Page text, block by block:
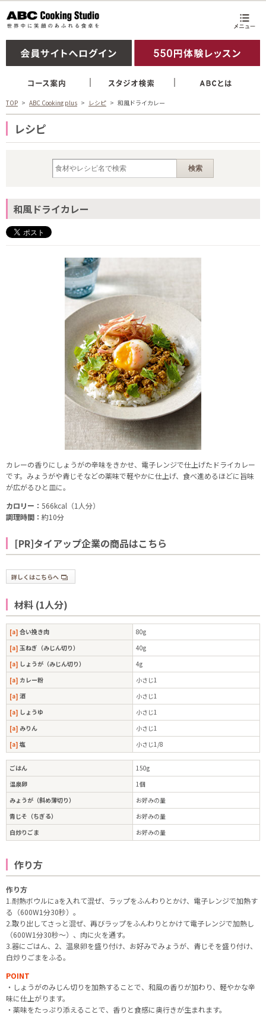
TOP ABC Cooking plus レシピ 和風ドライカレー
レシピ
和風ドライカレー
カレーの香りにしょうがの辛味をきかせ、電子レンジで仕上げたドライカレー
です。みょうがや青じそなどの薬味で軽やかに仕上げ、食べ進めるほどに旨味
が広がるひと皿に。
カロリー： 566kcal（1人分）
調理時間： 約10分
[PR]タイアップ企業の商品はこちら
詳しくはこちらへ
材料 (1人分)
[a] 合い挽き肉
80g
[a] 玉ねぎ（みじん切り）
40g
[a] しょうが（みじん切り）
4g
[a] カレー粉
小さじ1
[a] 酒
小さじ1
[a] しょうゆ
小さじ1
[a] みりん
小さじ1
[a] 塩 小さじ1/8
ごはん
150g
温泉卵
1個
みょうが（斜め薄切り）
お好みの量
青じそ（ちぎる）
お好みの量
白炒りごま
お好みの量
作り方
作り方
1.耐熱ボウルにaを入れて混ぜ、ラップをふんわりとかけ、電子レンジで加熱す
る（600W1分30秒）。
2.取り出してさっと混ぜ、再びラップをふんわりとかけて電子レンジで加熱し
（600W1分30秒〜）、肉に火を通す。
3.器にごはん、2、温泉卵を盛り付け、お好みでみょうが、青じそを盛り付け、
白炒りごまをふる。
POINT
・しょうがのみじん切りを加熱することで、和風の香りが加わり、軽やかな辛
味に仕上がります。
・薬味をたっぷり添えることで、香りと食感に奥行きが生まれます。